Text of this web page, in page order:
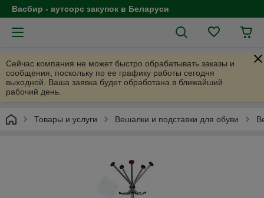
Васбир - аутсорс закупок в Беларуси
Сейчас компания не может быстро обрабатывать заказы и
сообщения, поскольку по ее графику работы сегодня
выходной. Ваша заявка будет обработана в ближайший
рабочий день.
Товары и услуги Вешалки и подставки для обуви